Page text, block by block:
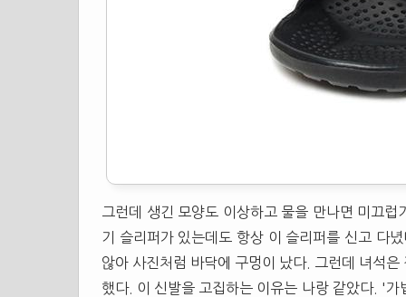
그런데 생긴 모양도 이상하고 물을 만나면 미끄
기 슬리퍼 가 있는데도 항상 이 슬리퍼 를 신고 다
않아 사진처럼 바닥에 구멍이 났다. 그런데 녀석
했다. 이 신발을 고집하는 이유는 나랑 같았다. '